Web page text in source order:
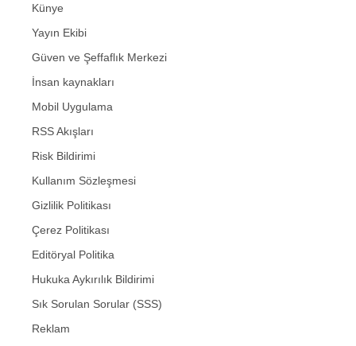
Künye
Yayın Ekibi
Güven ve Şeffaflık Merkezi
İnsan kaynakları
Mobil Uygulama
RSS Akışları
Risk Bildirimi
Kullanım Sözleşmesi
Gizlilik Politikası
Çerez Politikası
Editöryal Politika
Hukuka Aykırılık Bildirimi
Sık Sorulan Sorular (SSS)
Reklam